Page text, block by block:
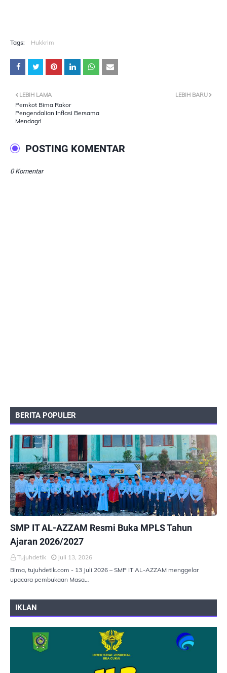
Tags: Hukkrim
LEBIH BARU
LEBIH LAMA
Pemkot Bima Rakor
Pengendalian Inflasi Bersama
Mendagri
POSTING KOMENTAR
0 Komentar
BERITA POPULER
SMP IT AL-AZZAM Resmi Buka MPLS Tahun
Ajaran 2026/2027
Tujuhdetik
Juli 13, 2026
Bima, tujuhdetik.com - 13 Juli 2026 – SMP IT AL-AZZAM menggelar
upacara pembukaan Masa…
IKLAN